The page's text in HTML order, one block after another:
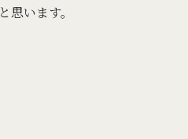
思います。